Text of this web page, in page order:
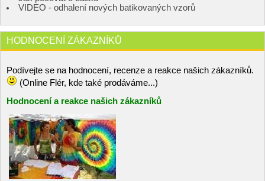
VIDEO - odhalení nových batikovaných vzorů
HODNOCENÍ ZÁKAZNÍKŮ
Podívejte se na hodnocení, recenze a reakce našich zákazníků.
(Online Flér, kde také prodáváme...)
Hodnocení a reakce našich zákazníků